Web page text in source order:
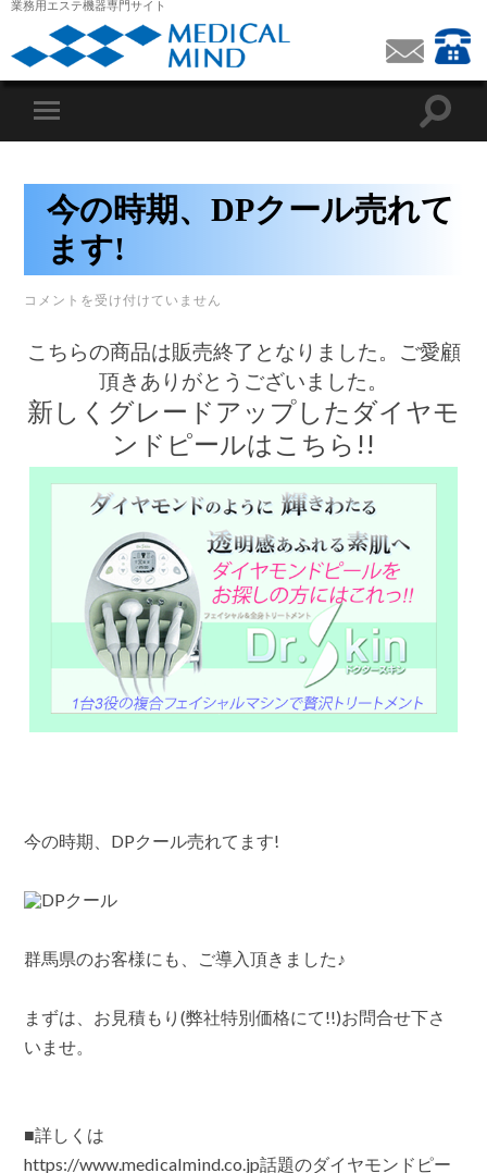
業務用エステ機器専門サイト
今の時期、DPクール売れて
ます!
今
期、
ー
ル
コメントを受け付けていません
こちらの商品は販売終了となりました。ご愛顧
頂きありがとうございました。
新しくグレードアップしたダイヤモ
ンドピールはこちら!!
今の時期、DPクール売れてます!
群馬県のお客様にも、ご導入頂きました♪
まずは、お見積もり(弊社特別価格にて!!)お問合せ下さ
いませ。
■詳しくは
https://www.medicalmind.co.jp話題のダイヤモンドピー